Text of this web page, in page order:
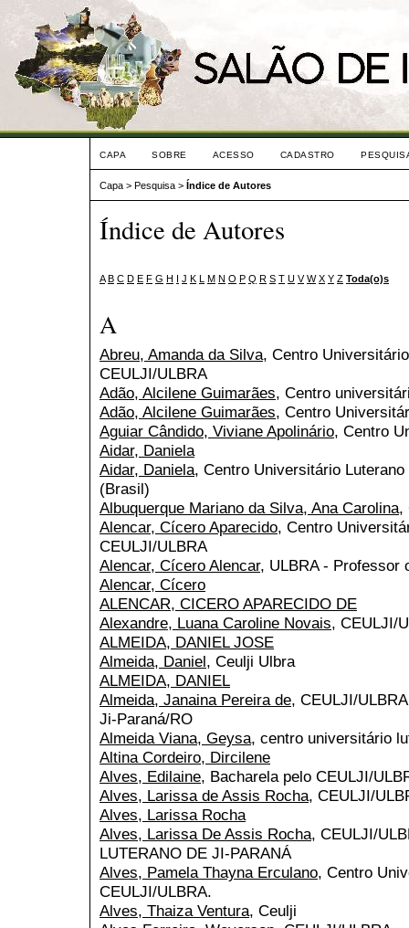
CAPA SOBRE ACESSO CADASTRO
Capa > Pesquisa > Índice de Autores
Índice de Autores
A B C D E F G H I J K L M N O P Q R S T U V W X Y Z Toda(o)s
A
Abreu, Amanda da Silva, Centro
CEULJI/ULBRA
Adão, Alcilene Guimarães, Centro
Adão, Alcilene Guimarães, Centro
Aguiar Cândido, Viviane Apolinário, Centro
Aidar, Daniela
Aidar, Daniela, Centro Universitário
(Brasil)
Albuquerque Mariano da Silva, Ana Carolina,
Alencar, Cícero Aparecido, Centro
CEULJI/ULBRA
Alencar, Cícero Alencar, ULBRA - Professor
Alencar, Cícero
ALENCAR, CICERO APARECIDO DE
Alexandre, Luana Caroline Novais, CEULJI/
ALMEIDA, DANIEL JOSE
Almeida, Daniel, Ceulji Ulbra
ALMEIDA, DANIEL
Almeida, Janaina Pereira de, CEULJI/
Ji-Paraná/RO
Almeida Viana, Geysa, centro universitário
Altina Cordeiro, Dircilene
Alves, Edilaine, Bacharela pelo CEULJI/
Alves, Larissa de Assis Rocha, CEULJI/
Alves, Larissa Rocha
Alves, Larissa De Assis Rocha, CEULJI/
LUTERANO DE JI-PARANÁ
Alves, Pamela Thayna Erculano, Centro
CEULJI/ULBRA.
Alves, Thaiza Ventura, Ceulji